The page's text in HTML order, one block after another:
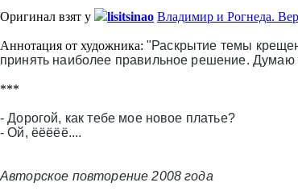
Оригинал взят у lisitsinao Владимир и Рогнеда.
Аннотация от художника: "Раскрытие темы
принять наиболее правильное решение. Думаю
***
- Дорогой, как тебе мое новое платье?
- Ой, ёёёёё....
Авторское повторение 2008 года